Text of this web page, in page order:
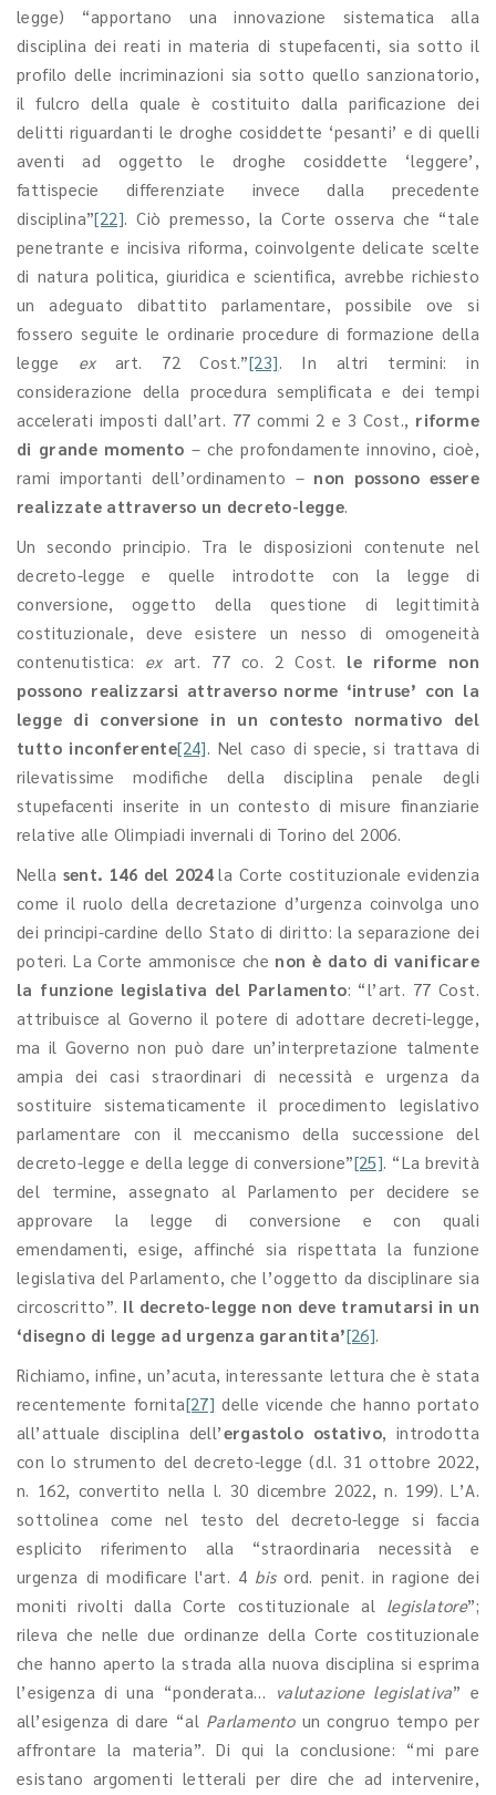
legge) “apportano una innovazione sistematica alla
disciplina dei reati in materia di stupefacenti, sia sotto il
profilo delle incriminazioni sia sotto quello sanzionatorio,
il fulcro della quale è costituito dalla parificazione dei
delitti riguardanti le droghe cosiddette ‘pesanti’ e di quelli
aventi ad oggetto le droghe cosiddette ‘leggere’,
fattispecie differenziate invece dalla precedente
disciplina”[22]. Ciò premesso, la Corte osserva che “tale
penetrante e incisiva riforma, coinvolgente delicate scelte
di natura politica, giuridica e scientifica, avrebbe richiesto
un adeguato dibattito parlamentare, possibile ove si
fossero seguite le ordinarie procedure di formazione della
legge exart. 72 Cost.”[23]. In altri termini: in
considerazione della procedura semplificata e dei tempi
accelerati imposti dall’art. 77 commi 2 e 3 Cost., riforme
di grande momento – che profondamente innovino, cioè,
rami importanti dell’ordinamento – non possono essere
realizzate attraverso un decreto-legge.
Un secondo principio. Tra le disposizioni contenute nel
decreto-legge e quelle introdotte con la legge di
conversione, oggetto della questione di legittimità
costituzionale, deve esistere un nesso di omogeneità
contenutistica: exart. 77 co. 2 Cost. le riforme non
possono realizzarsi attraverso norme ‘intruse’ con la
legge di conversione in un contesto normativo del
tutto inconferente[24]. Nel caso di specie, si trattava di
rilevatissime modifiche della disciplina penale degli
stupefacenti inserite in un contesto di misure finanziarie
relative alle Olimpiadi invernali di Torino del 2006.
Nella sent. 146 del 2024la Corte costituzionale evidenzia
come il ruolo della decretazione d’urgenza coinvolga uno
dei principi-cardine dello Stato di diritto: la separazione dei
poteri. La Corte ammonisce che non è dato di vanificare
la funzione legislativa del Parlamento: “l’art. 77 Cost.
attribuisce al Governo il potere di adottare decreti-legge,
ma il Governo non può dare un’interpretazione talmente
ampia dei casi straordinari di necessità e urgenza da
sostituire sistematicamente il procedimento legislativo
parlamentare con il meccanismo della successione del
decreto-legge e della legge di conversione”[25]. “La brevità
del termine, assegnato al Parlamento per decidere se
approvare la legge di conversione e con quali
emendamenti, esige, affinché sia rispettata la funzione
legislativa del Parlamento, che l’oggetto da disciplinare sia
circoscritto”. Il decreto-legge non deve tramutarsi in un
‘disegno di legge ad urgenza garantita’[26].
Richiamo, infine, un’acuta, interessante lettura che è stata
recentemente fornita[27] delle vicende che hanno portato
all’attuale disciplina dell’ergastolo ostativo, introdotta
con lo strumento del decreto-legge (d.l. 31 ottobre 2022,
n. 162, convertito nella l. 30 dicembre 2022, n. 199). L’A.
sottolinea come nel testo del decreto-legge si faccia
esplicito riferimento alla “straordinaria necessità e
urgenza di modificare l'art. 4 bisord. penit. in ragione dei
moniti rivolti dalla Corte costituzionale al legislatore”;
rileva che nelle due ordinanze della Corte costituzionale
che hanno aperto la strada alla nuova disciplina si esprima
l’esigenza di una “ponderata…
valutazione legislativa” e
all’esigenza di dare “al Parlamentoun congruo tempo per
affrontare la materia”. Di qui la conclusione: “mi pare
esistano argomenti letterali per dire che ad intervenire,